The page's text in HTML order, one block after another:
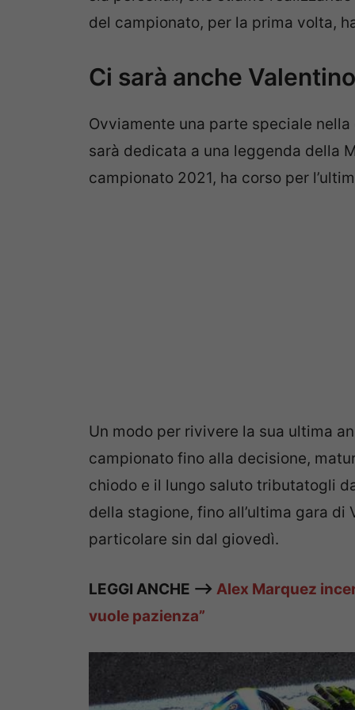
del campionato, per la prima volta,
Ci sarà anche
Ovviamente una parte speciale
sarà dedicata a una leggenda della
campionato 2021, ha corso per
Un modo per rivivere la sua ultima
campionato fino alla decisione,
chiodo e il lungo saluto tributatogli
della stagione, fino all’ultima gara
particolare sin dal giovedì.
LEGGI ANCHE —> Alex Marquez
vuole pazienza”